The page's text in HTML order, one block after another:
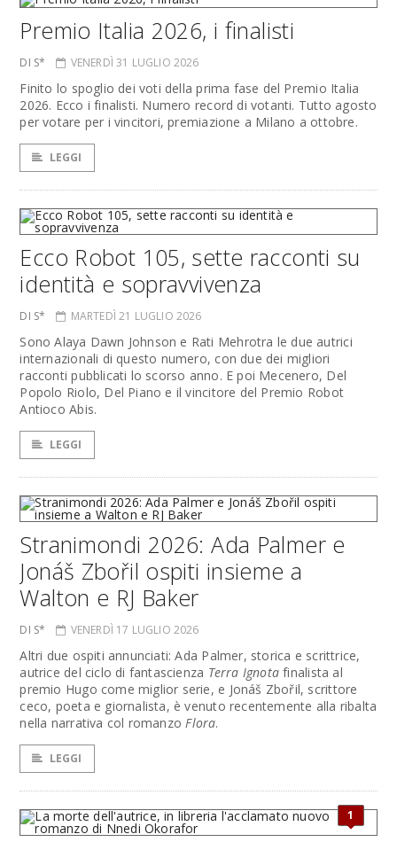
Premio Italia 2026, i finalisti
DI S* VENERDÌ 31 LUGLIO 2026
Finito lo spoglio dei voti della prima fase del Premio Italia
2026. Ecco i finalisti. Numero record di votanti. Tutto agosto
per votare per i vincitori, premiazione a Milano a ottobre.
LEGGI
Ecco Robot 105, sette racconti su
identità e sopravvivenza
DI S* MARTEDÌ 21 LUGLIO 2026
Sono Alaya Dawn Johnson e Rati Mehrotra le due autrici
internazionali di questo numero, con due dei migliori
racconti pubblicati lo scorso anno. E poi Mecenero, Del
Popolo Riolo, Del Piano e il vincitore del Premio Robot
Antioco Abis.
LEGGI
Stranimondi 2026: Ada Palmer e
Jonáš Zbořil ospiti insieme a
Walton e RJ Baker
DI S* VENERDÌ 17 LUGLIO 2026
Altri due ospiti annunciati: Ada Palmer, storica e scrittrice,
autrice del ciclo di fantascienza Terra Ignota finalista al
premio Hugo come miglior serie, e Jonáš Zbořil, scrittore
ceco, poeta e giornalista, è venuto recentemente alla ribalta
nella narrativa col romanzoFlora.
LEGGI
1